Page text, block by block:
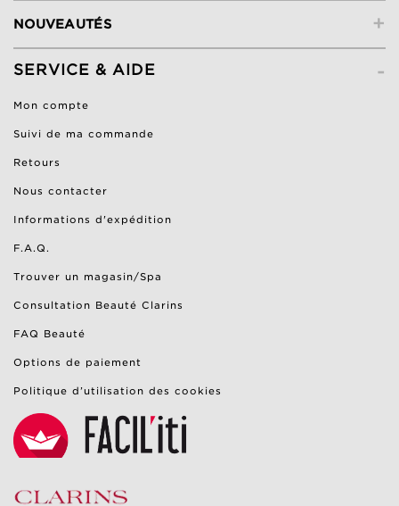
+
NOUVEAUTÉS
-
SERVICE & AIDE
Mon compte
Suivi de ma commande
Retours
Nous contacter
Informations d'expédition
F.A.Q.
Trouver un magasin/Spa
Consultation Beauté Clarins
FAQ Beauté
Options de paiement
Politique d’utilisation des cookies